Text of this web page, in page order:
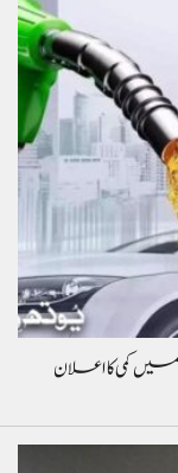
کمی کا اعلان